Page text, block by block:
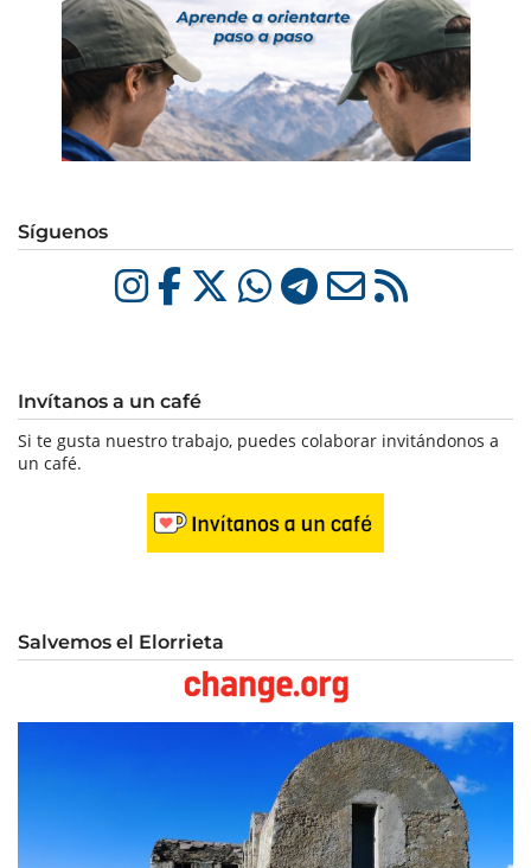
Síguenos
Invítanos a un café
Si te gusta nuestro trabajo, puedes colaborar invitándonos a
un café.
Salvemos el Elorrieta